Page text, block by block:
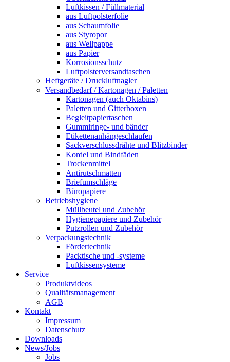
Luftkissen / Füllmaterial
aus Luftpolsterfolie
aus Schaumfolie
aus Styropor
aus Wellpappe
aus Papier
Korrosionsschutz
Luftpolsterversandtaschen
Heftgeräte / Druckluftnagler
Versandbedarf / Kartonagen / Paletten
Kartonagen (auch Oktabins)
Paletten und Gitterboxen
Begleitpapiertaschen
Gummiringe- und bänder
Etikettenanhängeschlaufen
Sackverschlussdrähte und Blitzbinder
Kordel und Bindfäden
Trockenmittel
Antirutschmatten
Briefumschläge
Büropapiere
Betriebshygiene
Müllbeutel und Zubehör
Hygienepapiere und Zubehör
Putzrollen und Zubehör
Verpackungstechnik
Fördertechnik
Packtische und -systeme
Luftkissensysteme
Service
Produktvideos
Qualitätsmanagement
AGB
Kontakt
Impressum
Datenschutz
Downloads
News/Jobs
Jobs